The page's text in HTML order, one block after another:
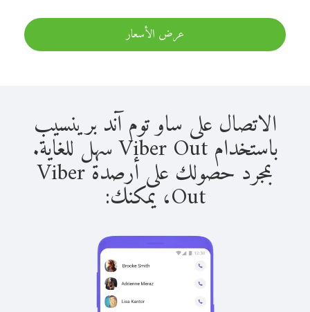
عرض الأسعار
الاتصال على ساو توم آند برينسيب
باستخدام Viber Out سهل للغاية.
بمجرد حصولك على أرصدة Viber
Out، يمكنك: